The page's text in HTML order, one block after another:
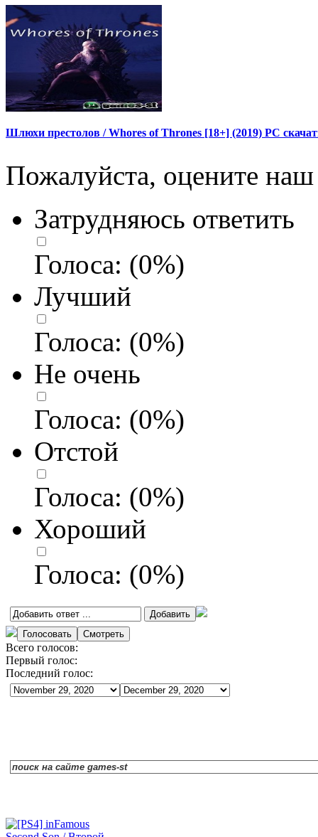
Шлюхи престолов / Whores of Thrones [18+] (2019) PC
Пожалуйста, оцените наш
Затрудняюсь ответить
Голоса: (0%)
Лучший
Голоса: (0%)
Не очень
Голоса: (0%)
Отстой
Голоса: (0%)
Хороший
Голоса: (0%)
Всего голосов:
Первый голос:
Последний голос: